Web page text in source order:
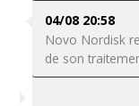
04/08 20:58
Novo Nordisk
de son